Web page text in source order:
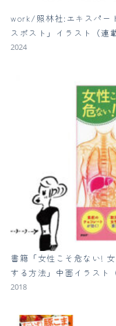
work/照林社:エキスパー
スポスト」イラスト（連
2024
書籍「女性こそ危ない!
する方法」中面イラスト
2018